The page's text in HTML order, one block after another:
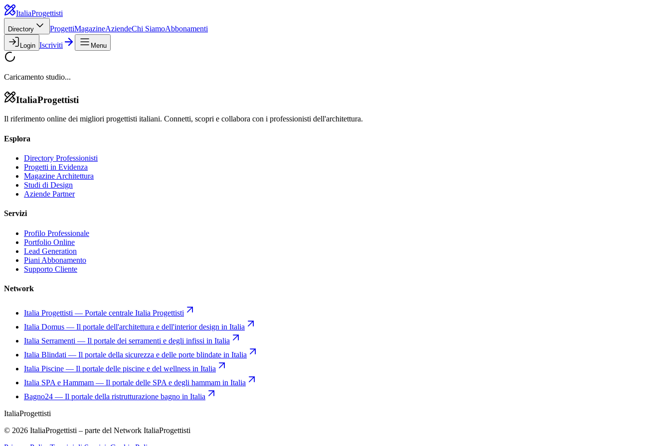
ItaliaProgettisti
Directory ProgettiMagazineAziendeChi SiamoAbbonamenti
Login Iscriviti Menu
Caricamento studio...
ItaliaProgettisti
Il riferimento online dei migliori progettisti italiani. Connetti, scopri e collabora con i professionisti dell'architettura.
Esplora
Directory Professionisti
Progetti in Evidenza
Magazine Architettura
Studi di Design
Aziende Partner
Servizi
Profilo Professionale
Portfolio Online
Lead Generation
Piani Abbonamento
Supporto Cliente
Network
Italia Progettisti — Portale centrale Italia Progettisti
Italia Domus — Il portale dell'architettura e dell'interior design in Italia
Italia Serramenti — Il portale dei serramenti e degli infissi in Italia
Italia Blindati — Il portale della sicurezza e delle porte blindate in Italia
Italia Piscine — Il portale delle piscine e del wellness in Italia
Italia SPA e Hammam — Il portale delle SPA e degli hammam in Italia
Bagno24 — Il portale della ristrutturazione bagno in Italia
ItaliaProgettisti
© 2026 ItaliaProgettisti – parte del Network ItaliaProgettisti